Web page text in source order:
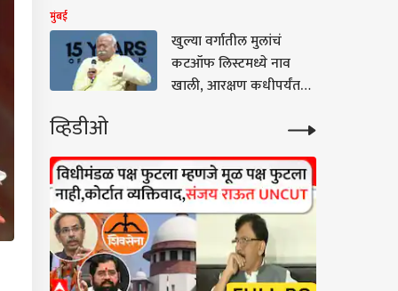
मुंबई
खुल्या वर्गातील मुलांचं
कटऑफ लिस्टमध्ये नाव
खाली, आरक्षण कधीपर्यंत
मोहन भागवतांचं रोखठोक
उत्तर
व्हिडीओ